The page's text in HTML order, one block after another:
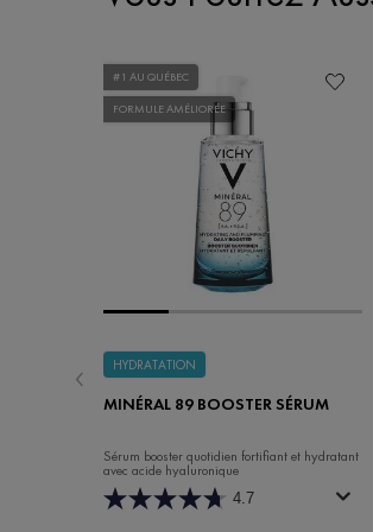
#1 AU QUÉBEC
FORMULE AMÉLIORÉE
HYDRATATION
MINÉRAL 89 BOOSTER SÉRUM
Sérum booster quotidien fortifiant et hydratant
avec acide hyaluronique
4.7